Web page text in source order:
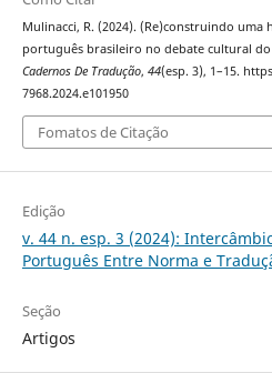
Mulinacci, R. (2024). (Re)construindo
português brasileiro no debate cultural
Cadernos De Tradução, 44(esp. 3), 1–15.
7968.2024.e101950
Fomatos de Citação
Edição
v. 44 n. esp. 3 (2024):
Português Entre Norma e
Seção
Artigos